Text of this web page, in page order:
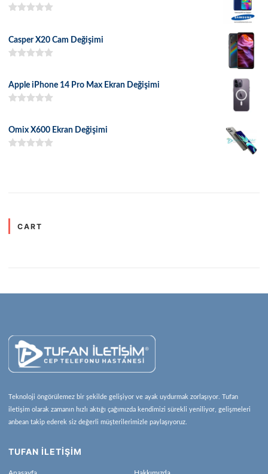
Casper X20 Cam Değişimi
Apple iPhone 14 Pro Max Ekran Değişimi
Omix X600 Ekran Değişimi
CART
Teknoloji öngörülemez bir şekilde gelişiyor ve ayak uydurmak zorlaşıyor. Tufan
iletişim olarak zamanın hızlı aktığı çağımızda kendimizi sürekli yeniliyor, gelişmeleri
anbean takip ederek siz değerli müşterilerimizle paylaşıyoruz.
TUFAN İLETİŞİM